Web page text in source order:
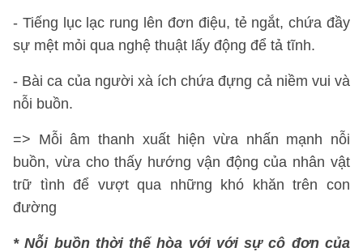
- Tiếng lục lạc rung lên đơn điệu, tẻ ngắt, chứa đầy
sự mệt mỏi qua nghệ thuật lấy động để tả tĩnh.
- Bài ca của người xà ích chứa đựng cả niềm vui và
nỗi buồn.
=> Mỗi âm thanh xuất hiện vừa nhấn mạnh nỗi
buồn, vừa cho thấy hướng vận động của nhân vật
trữ tình để vượt qua những khó khăn trên con
đường
* Nỗi buồn thời thế hòa với với sự cô đơn của